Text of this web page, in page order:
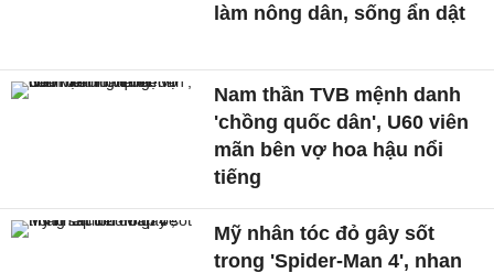
làm nông dân, sống ẩn dật
Nam thần TVB mệnh danh
'chồng quốc dân', U60 viên
mãn bên vợ hoa hậu nổi
tiếng
Mỹ nhân tóc đỏ gây sốt
trong 'Spider-Man 4', nhan